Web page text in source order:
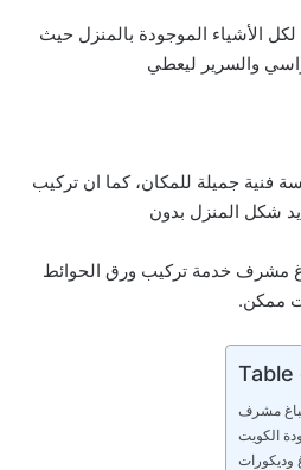
الأشياء الموجودة بالمنزل حيث
والسرير ليعطي
فنية جميلة للمكان، كما ان تركيب
شكل المنزل بدون
مشرف خدمة تركيب ورق الحوائط
ممكن.
مشرف
الكويت
وديكورات